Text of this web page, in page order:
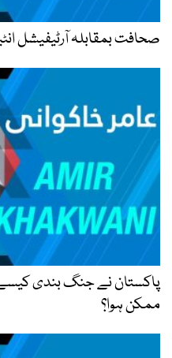
صحافت بمقابلہ آرٹیفیشل
پاکستان نے جنگ بندی کیسے
ممکن ہوا؟